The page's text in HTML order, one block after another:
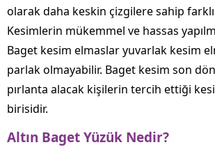
olarak daha keskin çizgilere sahip
Kesimlerin mükemmel ve hassas
Baget kesim elmaslar yuvarlak kesim
parlak olmayabilir. Baget kesim son
pırlanta alacak kişilerin tercih ettiği
birisidir.
Altın Baget Yüzük Nedir?